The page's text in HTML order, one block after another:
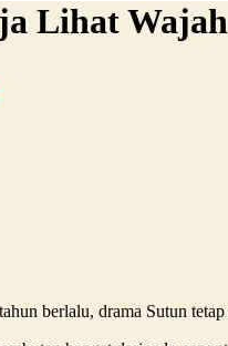
Lihat Wajah
berlalu, drama Sutun